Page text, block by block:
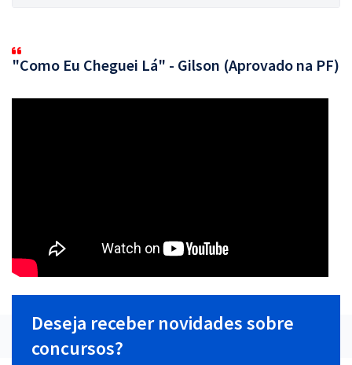
"Como Eu Cheguei Lá" - Gilson (Aprovado na PF)
Deseja receber novidades sobre
concursos?